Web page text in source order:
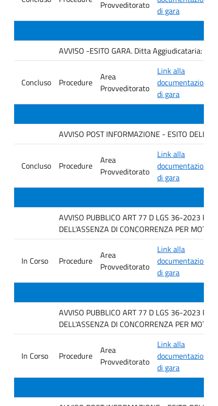
Provveditorato
di gara
AVVISO -ESITO GARA. Ditta Aggiudicataria:
Concluso Procedure
Area
Provveditorato
Link alla
documentazione
di gara
AVVISO POST INFORMAZIONE - ESITO
Concluso Procedure
Area
Provveditorato
Link alla
documentazione
di gara
AVVISO PUBBLICO ART 77 D LGS 36-2023 PER
DELL'ASSENZA DI CONCORRENZA PER MOTIVI
In Corso Procedure
Area
Provveditorato
Link alla
documentazione
di gara
AVVISO PUBBLICO ART 77 D LGS 36-2023 PER
DELL'ASSENZA DI CONCORRENZA PER MOTIVI
In Corso Procedure
Area
Provveditorato
Link alla
documentazione
di gara